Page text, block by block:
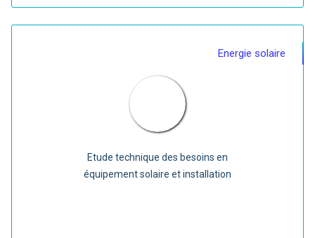
Energie solaire
Etude technique des besoins en
équipement solaire et installation